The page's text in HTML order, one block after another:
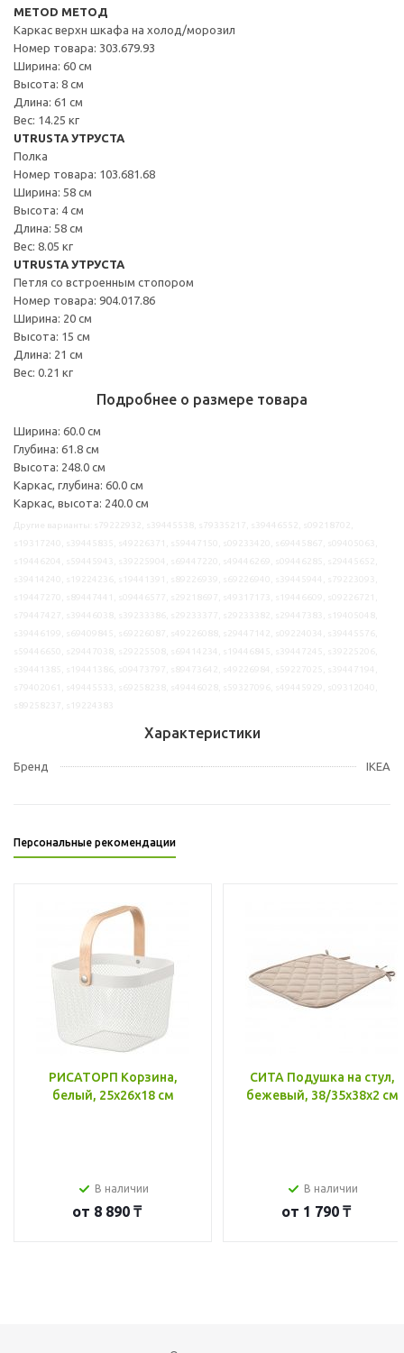
METOD МЕТОД
Каркас верхн шкафа на холод/морозил
Номер товара: 303.679.93
Ширина: 60 см
Высота: 8 см
Длина: 61 см
Вес: 14.25 кг
UTRUSTA УТРУСТА
Полка
Номер товара: 103.681.68
Ширина: 58 см
Высота: 4 см
Длина: 58 см
Вес: 8.05 кг
UTRUSTA УТРУСТА
Петля со встроенным стопором
Номер товара: 904.017.86
Ширина: 20 см
Высота: 15 см
Длина: 21 см
Вес: 0.21 кг
Подробнее о размере товара
Ширина: 60.0 см
Глубина: 61.8 см
Высота: 248.0 см
Каркас, глубина: 60.0 см
Каркас, высота: 240.0 см
Характеристики
Бренд IKEA
Персональные рекомендации
РИСАТОРП Корзина,
белый, 25x26x18 см
В наличии
от 8 890 ₸
СИТА Подушка на стул,
бежевый, 38/35x38x2 см
В наличии
от 1 790 ₸